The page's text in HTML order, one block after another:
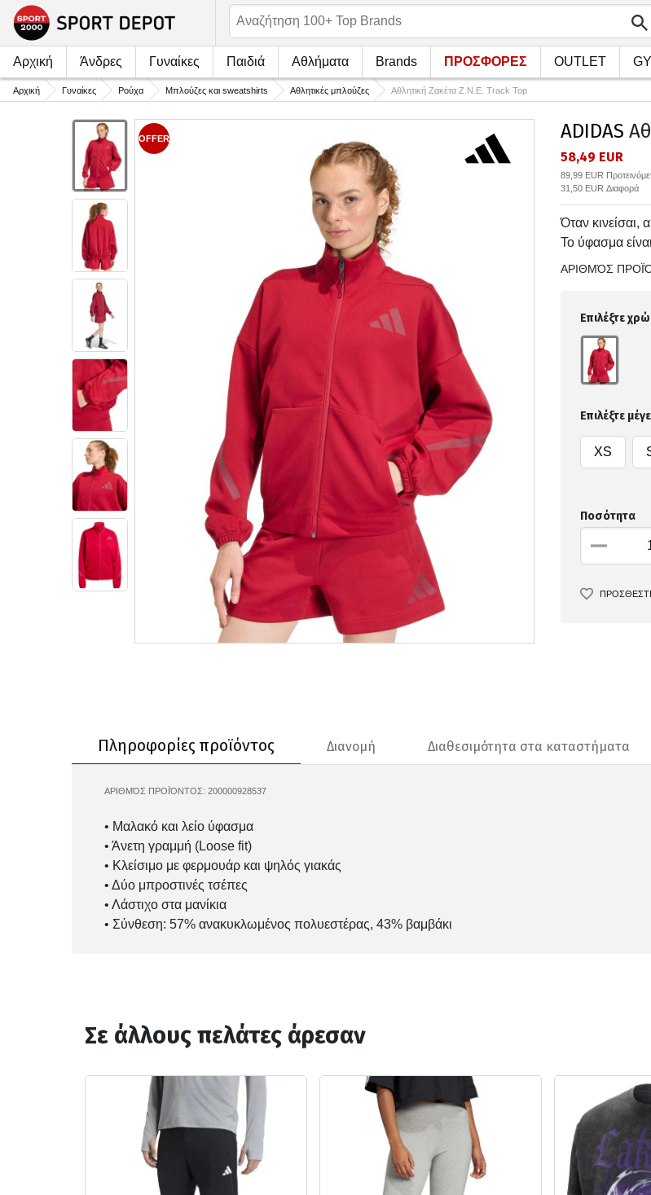
Αρχική Άνδρες Γυναίκες Παιδιά Αθλήματα Brands ΠΡΟΣΦΟΡΕΣ OUTLET
Αρχική Γυναίκες Ρούχα Μπλούζες και sweatshirts Αθλητικές μπλούζες Αθλητική Ζακέτα Z.N.E. Track Top
OFFER ADIDAS
58,49 EUR
89,99 EUR
31,50 EUR Διαφορά
Όταν
Το ύφασμα
ΑΡΙΘΜΌΣ
Επιλέξτε
Επιλέξτε
XS
Ποσότητα
Πληροφορίες προϊόντος Διανομή Διαθεσιμότητα στα καταστήματα
ΑΡΙΘΜΌΣ ΠΡΟΪΌΝΤΟΣ: 200000928537
• Μαλακό και λείο ύφασμα
• Άνετη γραμμή (Loose fit)
• Κλείσιμο με φερμουάρ και ψηλός γιακάς
• Δύο μπροστινές τσέπες
• Λάστιχο στα μανίκια
• Σύνθεση: 57% ανακυκλωμένος πολυεστέρας, 43% βαμβάκι
Σε άλλους πελάτες άρεσαν